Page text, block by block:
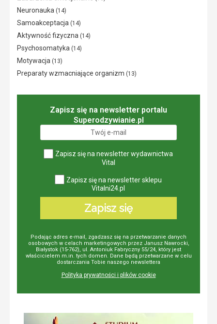
Neuronauka (14)
Samoakceptacja (14)
Aktywność fizyczna (14)
Psychosomatyka (14)
Motywacja (13)
Preparaty wzmacniające organizm (13)
Zapisz się na newsletter portalu
Superodzywianie.pl
Zapisz się na newsletter wydawnictwa
Vital
Zapisz się na newsletter sklepu
Vitalni24.pl
Zapisz się
Podając adres e-mail, zgadzasz się na przetwarzanie danych
osobowych w celach marketingowych przez Janusz Nawrocki,
Białystok (15-762), ul. Antoniuk Fabryczny 55/24, który jest
właścicielem m.in. tych domen. Dane będą przetwarzane w celu
dostarczania Tobie naszego newslettera
Polityka prywatności i plików cookie